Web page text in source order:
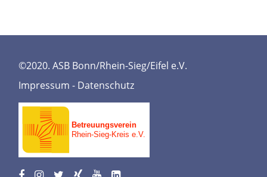
©2020. ASB Bonn/Rhein-Sieg/Eifel e.V.
Impressum - Datenschutz